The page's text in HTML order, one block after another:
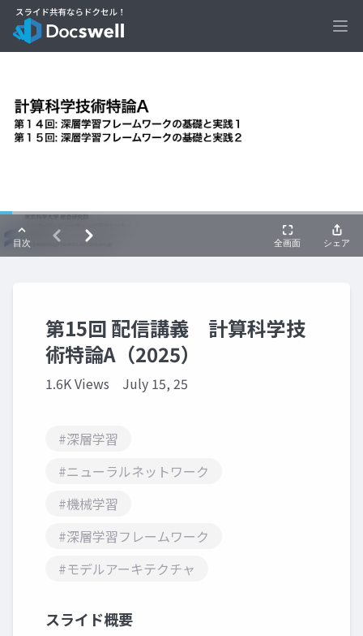
第15回 配信講義 計算科学技
術特論A（2025）
1.6K Views July 15, 25
#深層学習
#ニューラルネットワーク
#機械学習
#深層学習フレームワーク
#モデルアーキテクチャ
スライド概要